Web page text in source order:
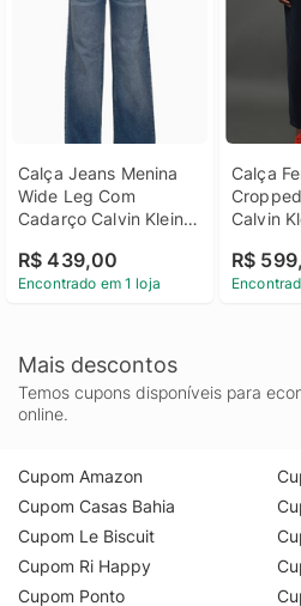
Calça Jeans Menina
Wide Leg Com
Cadarço Calvin Klein
Calça Jeans Menina
Wide Leg Com
R$ 439,00
Encontrado em 1 loja
Calça
Calvin
Feminina
R$
Mais descontos
Temos cupons disponíveis para
online.
Cupom Amazon
Cupom Casas Bahia
Cupom Le Biscuit
Cupom Ri Happy
Cupom Ponto